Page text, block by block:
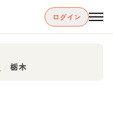
ログイン
栃木